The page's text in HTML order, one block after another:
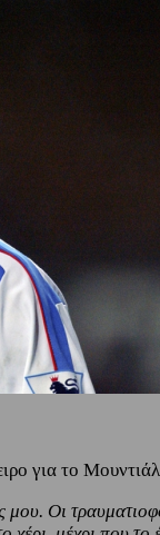
για το
μου. Οι